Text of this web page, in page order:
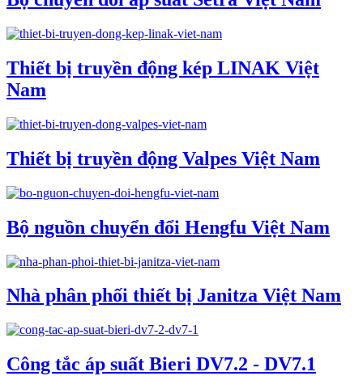
Thiết bị truyền động kép LINAK Việt
Nam
Thiết bị truyền động Valpes Việt Nam
Bộ nguồn chuyển đổi Hengfu Việt Nam
Nhà phân phối thiết bị Janitza Việt Nam
Công tắc áp suất Bieri DV7.2 - DV7.1